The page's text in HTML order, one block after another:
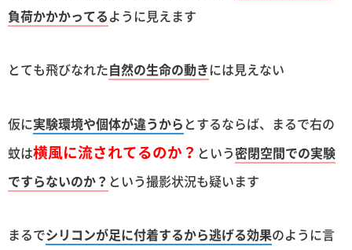
負荷かかかってるように見えます
とても飛びなれた自然の生命の動きには見えない
仮に実験環境や個体が違うからとするならば、まるで右の
蚊は横風に流されてるのか？ という密閉空間での実験
ですらないのか？ という撮影状況も疑います
まるでシリコンが足に付着するから逃げる効果のように言